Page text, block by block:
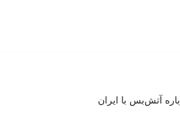
آتش‌بس با ایران